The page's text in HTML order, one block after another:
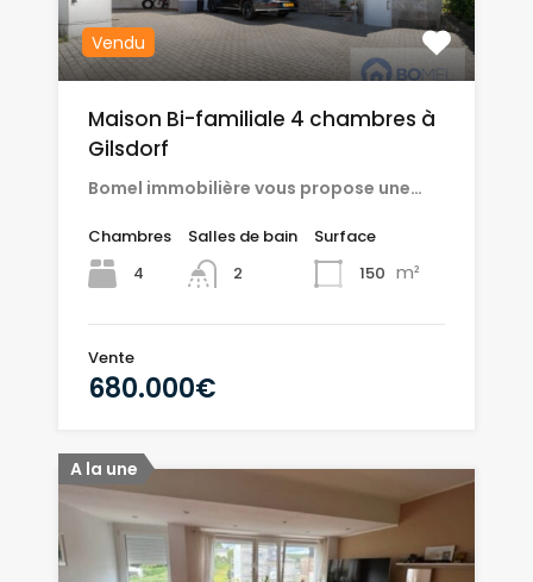
Vendu
Maison Bi-familiale 4 chambres à
Gilsdorf
Bomel immobilière vous propose une…
Chambres
4
Salles de bain
2
Surface
150 m²
Vente
680.000€
A la une